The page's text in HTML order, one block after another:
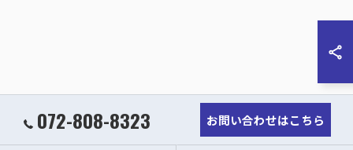
072-808-8323 お問い合わせはこちら